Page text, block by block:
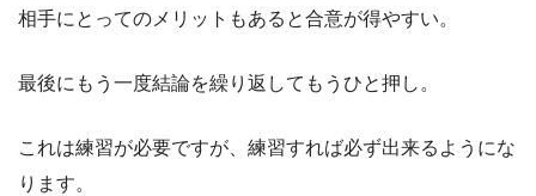
相手にとってのメリットもあると合意が得やすい。
最後にもう一度結論を繰り返してもうひと押し。
これは練習が必要ですが、練習すれば必ず出来るようにな
ります。